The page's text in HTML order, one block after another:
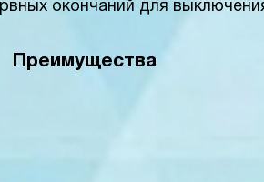
окончаний для
Преимущества